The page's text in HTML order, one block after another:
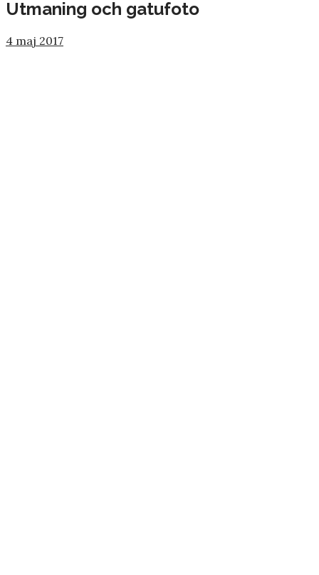
Utmaning och gatufoto
4 maj 2017